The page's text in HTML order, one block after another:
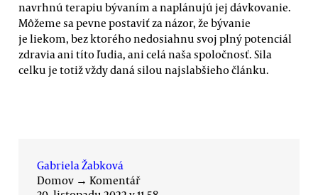
navrhnú terapiu bývaním a naplánujú jej dávkovanie.
Môžeme sa pevne postaviť za názor, že bývanie
je liekom, bez ktorého nedosiahnu svoj plný potenciál
zdravia ani títo ľudia, ani celá naša spoločnosť. Sila
celku je totiž vždy daná silou najslabšieho článku.
Gabriela Žabková
Domov → Komentář